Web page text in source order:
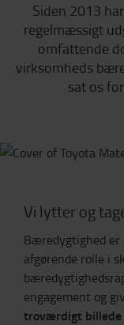
Siden 2013
regelmæssigt
omfattende
virksomheds
sat os
Vi lytter og
Bæredygtighed er
afgørende rolle i
engagement og
troværdigt billede